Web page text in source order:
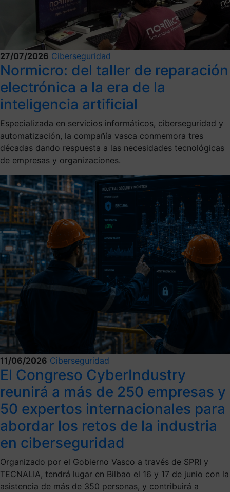
27/07/2026 Ciberseguridad
Normicro: del taller de reparación
electrónica a la era de la
inteligencia artificial
Especializada en servicios informáticos, ciberseguridad y
automatización, la compañía vasca conmemora tres
décadas dando respuesta a las necesidades tecnológicas
de empresas y organizaciones.
11/06/2026 Ciberseguridad
El Congreso CyberIndustry
reunirá a más de 250 empresas y
50 expertos internacionales para
abordar los retos de la industria
en ciberseguridad
Organizado por el Gobierno Vasco a través de SPRI y
TECNALIA, tendrá lugar en Bilbao el 16 y 17 de junio con la
asistencia de más de 350 personas, y contribuirá a